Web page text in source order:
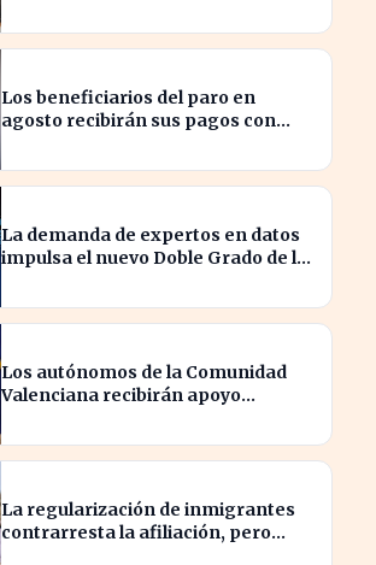
Los beneficiarios del paro en
agosto recibirán sus pagos con
La demanda de expertos en datos
impulsa el nuevo Doble Grado de la
Los autónomos de la Comunidad
Valenciana recibirán apoyo
La regularización de inmigrantes
contrarresta la afiliación, pero